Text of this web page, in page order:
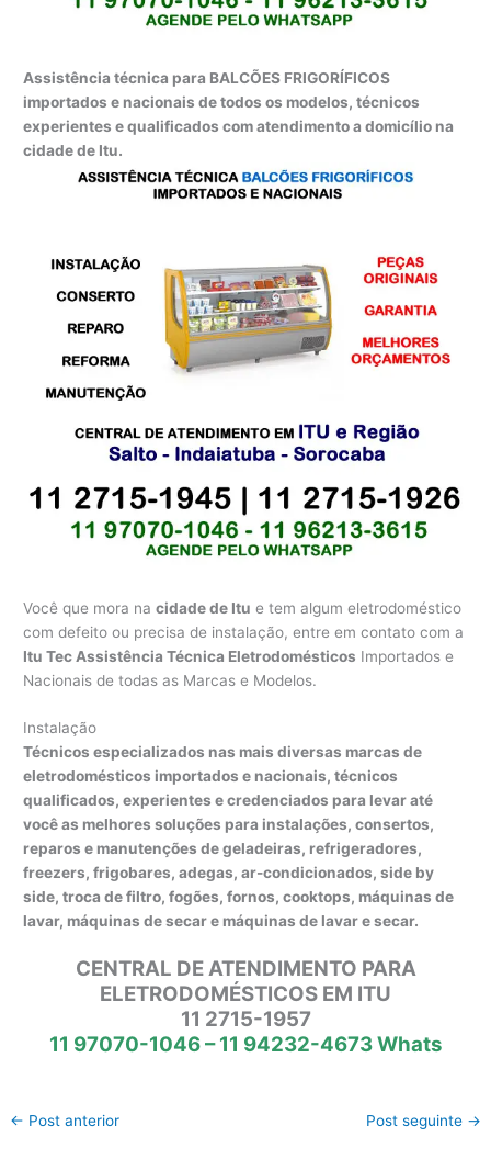
Assistência técnica para BALCÕES FRIGORÍFICOS
importados e nacionais de todos os modelos, técnicos
experientes e qualificados com atendimento a domicílio na
cidade de Itu.
Você que mora nacidade de Itu e tem algum eletrodoméstico
com defeito ou precisa de instalação, entre em contato com a
Itu Tec Assistência Técnica Eletrodomésticos Importados e
Nacionais de todas as Marcas e Modelos.
Instalação
Técnicos especializados nas mais diversas marcas de
eletrodomésticos importados e nacionais, técnicos
qualificados, experientes e credenciados para levar até
você as melhores soluções para instalações, consertos,
reparos e manutenções de geladeiras, refrigeradores,
freezers, frigobares, adegas, ar-condicionados, side by
side, troca de filtro, fogões, fornos, cooktops, máquinas de
lavar, máquinas de secar e máquinas de lavar e secar.
CENTRAL DE ATENDIMENTO PARA
ELETRODOMÉSTICOS EM ITU
11 2715-1957
11 97070-1046 – 11 94232-4673 Whats
← Post anterior Post seguinte →